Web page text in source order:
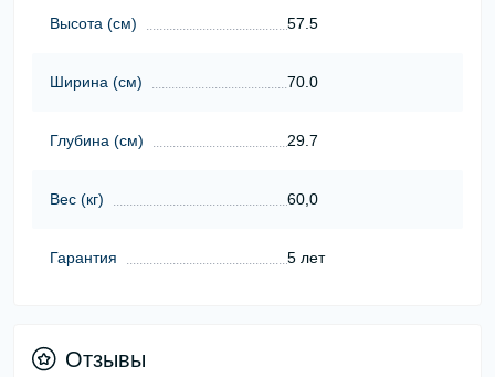
Высота (cм) 57.5
Ширина (cм) 70.0
Глубина (cм) 29.7
Вес (кг) 60,0
Гарантия 5 лет
Отзывы